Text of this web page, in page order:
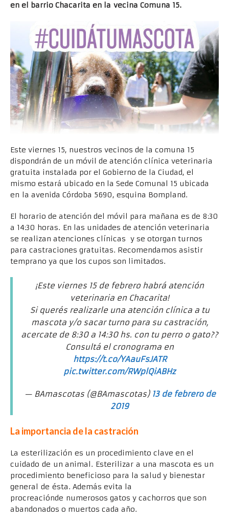
en el barrio Chacarita en la vecina Comuna 15.
Este viernes 15, nuestros vecinos de la comuna 15
dispondrán de un móvil de atención clínica veterinaria
gratuita instalada por el Gobierno de la Ciudad, el
mismo estará ubicado en la Sede Comunal 15 ubicada
en la avenida Córdoba 5690, esquina Bompland.
El horario de atención del móvil para mañana es de 8:30
a 14:30 horas. En las unidades de atención veterinaria
se realizan atenciones clínicas y se otorgan turnos
para castraciones gratuitas. Recomendamos asistir
temprano ya que los cupos son limitados.
¡Este viernes 15 de febrero habrá atención
veterinaria en Chacarita!
Si querés realizarle una atención clínica a tu
mascota y/o sacar turno para su castración,
acercate de 8:30 a 14:30 hs. con tu perro o gato??
Consultá el cronograma en
https://t.co/YAauFsJATR
pic.twitter.com/RWplQiABHz
— BAmascotas (@BAmascotas) 13 de febrero de
2019
La importancia de la castración
La esterilización es un procedimiento clave en el
cuidado de un animal. Esterilizar a una mascota es un
procedimiento beneficioso para la salud y bienestar
general de ésta. Además evita la
procreaciónde numerosos gatos y cachorros que son
abandonados o muertos cada año.